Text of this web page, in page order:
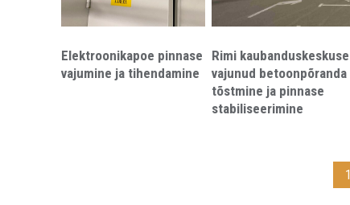
Elektroonikapoe pinnase
vajumine ja tihendamine
Rimi kaubanduskeskuse
vajunud betoonpõranda
tõstmine ja pinnase
stabiliseerimine
1